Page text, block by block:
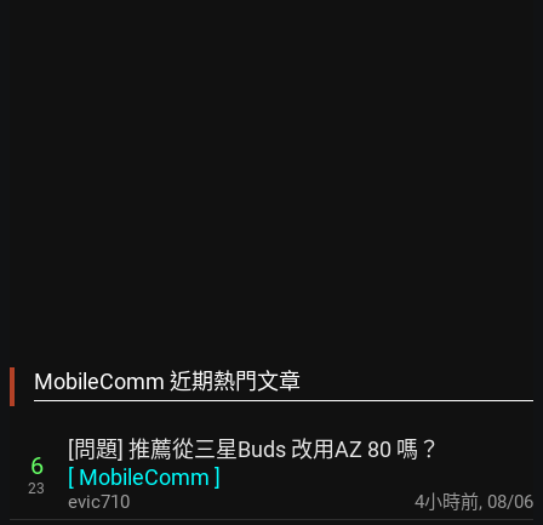
MobileComm 近期熱門文章
6
23
[問題] 推薦從三星Buds 改用AZ 80 嗎？
[ MobileComm ]
evic710 4小時前, 08/06